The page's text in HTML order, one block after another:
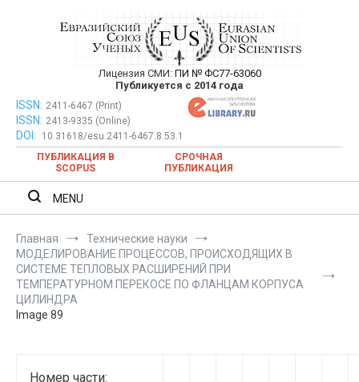
Евразийский Союз Ученых —
публикация научных статей в
ежемесячном научном журнале
Лицензия СМИ: ПИ № ФС77-63060
Публикуется с 2014 года
Евразийский Союз Ученых — публикация научных статей в
ежемесячном научном журнале
ISSN: 2411-6467 (Print)
ISSN: 2413-9335 (Online)
DOI:
10.31618/esu.2411-6467.8.53.1
ПУБЛИКАЦИЯ В
SCOPUS
СРОЧНАЯ
ПУБЛИКАЦИЯ
MENU
Главная
Технические науки
МОДЕЛИРОВАНИЕ ПРОЦЕССОВ, ПРОИСХОДЯЩИХ В
СИСТЕМЕ ТЕПЛОВЫХ РАСШИРЕНИЙ ПРИ
ТЕМПЕРАТУРНОМ ПЕРЕКОСЕ ПО ФЛАНЦАМ КОРПУСА
ЦИЛИНДРА
Image 89
Номер части: